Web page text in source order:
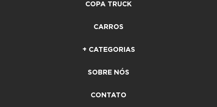
COPA TRUCK
CARROS
+ CATEGORIAS
SOBRE NÓS
CONTATO